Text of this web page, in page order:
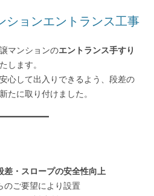
ョンエントランス工事
マンションのエントランス手すり
します。
心して出入りできるよう、段差の
たに取り付けました。
差・スロープの安全性向上
のご要望により設置